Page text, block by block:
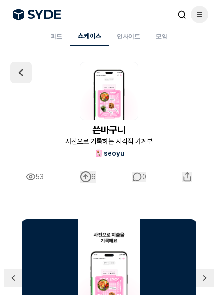
SYDE
피드 쇼케이스 인사이트 모임
쓴바구니
사진으로 기록하는 시각적 가계부
seoyu
53 6 0